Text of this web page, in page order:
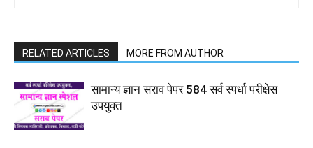
RELATED ARTICLES MORE FROM AUTHOR
सामान्य ज्ञान सराव पेपर 584 सर्व स्पर्धा परीक्षेस
उपयुक्त